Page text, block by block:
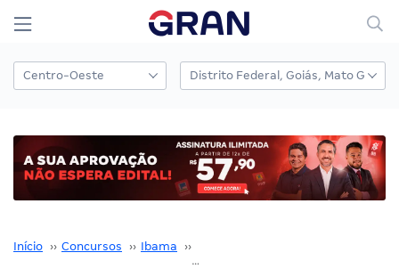
Início ›› Concursos ›› Ibama ››